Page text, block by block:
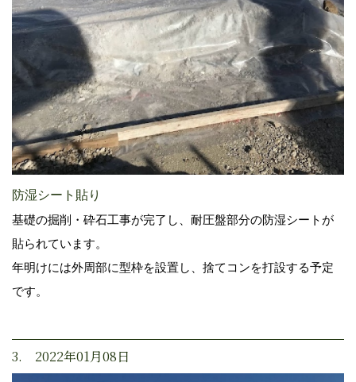
防湿シート貼り
基礎の掘削・砕石工事が完了し、耐圧盤部分の防湿シートが
貼られています。
年明けには外周部に型枠を設置し、捨てコンを打設する予定
です。
3. 2022年01月08日